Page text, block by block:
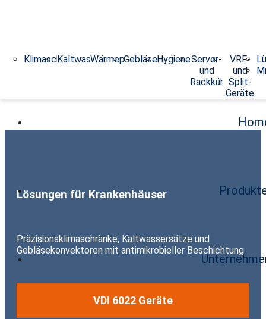
KlimaschränkeKaltwassersätze
WärmepumpenGebläsekonvektoren
Hygieneklimageräte
Server-
und
Rackkühler
VRF-
und
Split-
Geräte
Lösungen für Krankenhäuser
Präzisionsklimaschränke, Kaltwassersätze und
Gebläsekonvektoren mit antimikrobieller Beschichtung
VDI 6022 Geräte